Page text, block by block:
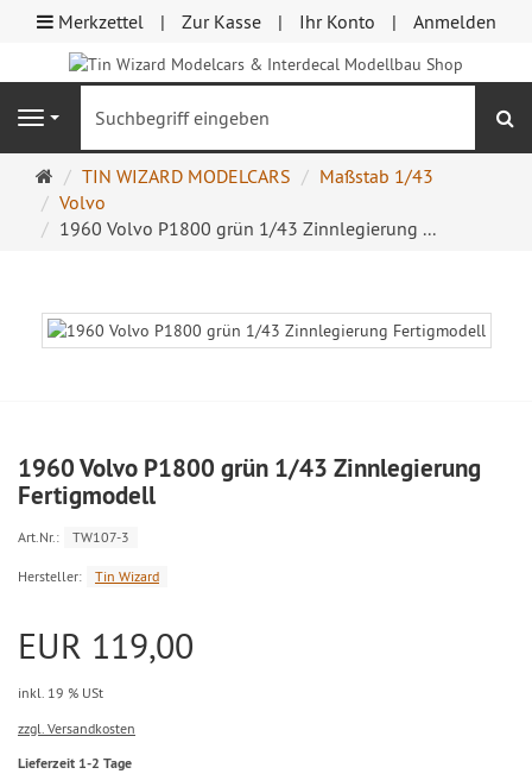
Merkzettel Zur Kasse Ihr Konto Anmelden
Navigation
Startseite
TIN WIZARD MODELCARS
Maßstab 1/43
Volvo
1960 Volvo P1800 grün 1/43 Zinnlegierung ...
1960 Volvo P1800 grün 1/43 Zinnlegierung
Fertigmodell
Art.Nr.: TW107-3
Hersteller: Tin Wizard
EUR 119,00
inkl. 19 % USt
zzgl. Versandkosten
Lieferzeit 1-2 Tage